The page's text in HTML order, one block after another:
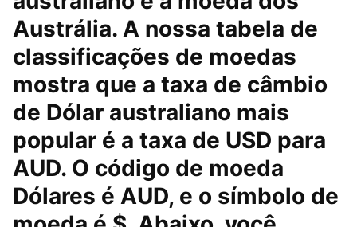
Austrália. A nossa tabela de
classificações de moedas
mostra que a taxa de câmbio
de Dólar australiano mais
popular é a taxa de USD para
AUD. O código de moeda
Dólares é AUD, e o símbolo de